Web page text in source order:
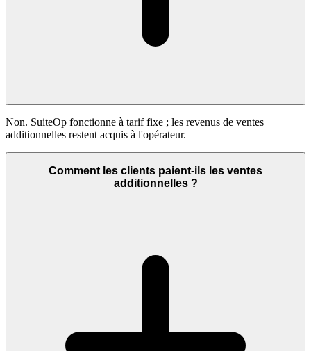
Non. SuiteOp fonctionne à tarif fixe ; les revenus de ventes
additionnelles restent acquis à l'opérateur.
Comment les clients paient-ils les ventes
additionnelles ?